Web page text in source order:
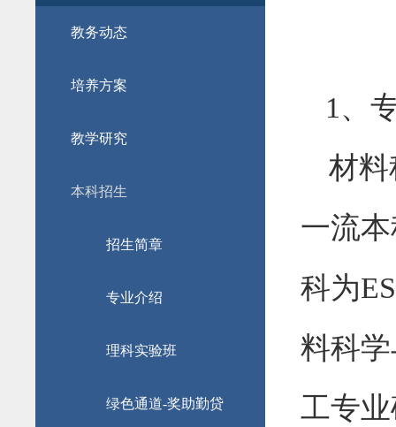
教务动态
培养方案
教学研究
本科招生
招生简章
专业介绍
理科实验班
绿色通道-奖助勤贷
1、
材
一流
科为
料科
工专